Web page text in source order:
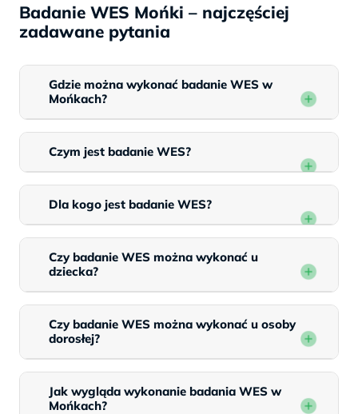
Badanie WES Mońki – najczęściej
zadawane pytania
Gdzie można wykonać badanie WES w
Mońkach?
Czym jest badanie WES?
Dla kogo jest badanie WES?
Czy badanie WES można wykonać u
dziecka?
Czy badanie WES można wykonać u osoby
dorosłej?
Jak wygląda wykonanie badania WES w
Mońkach?